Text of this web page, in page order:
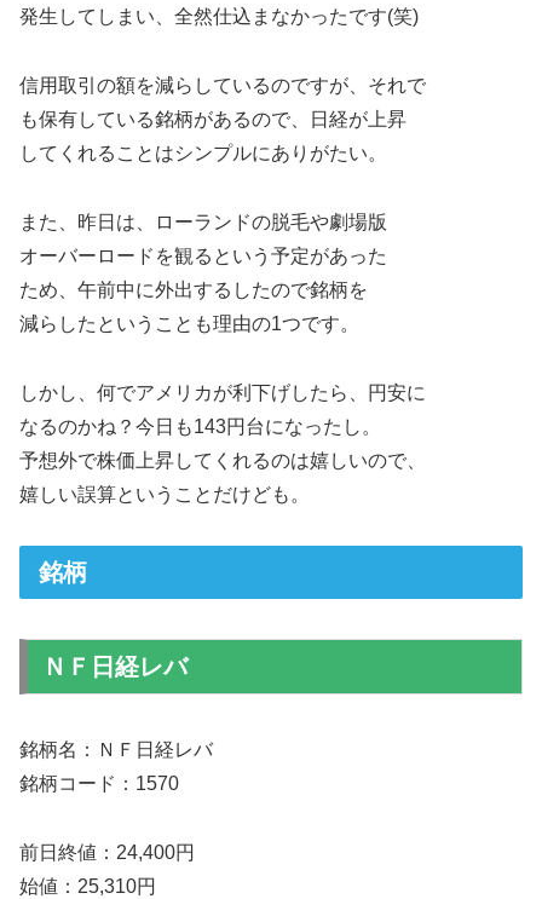
発生してしまい、全然仕込まなかったです(笑)
信用取引の額を減らしているのですが、それで
も保有している銘柄があるので、日経が上昇
してくれることはシンプルにありがたい。
また、昨日は、ローランドの脱毛や劇場版
オーバーロードを観るという予定があった
ため、午前中に外出するしたので銘柄を
減らしたということも理由の1つです。
しかし、何でアメリカが利下げしたら、円安に
なるのかね？今日も143円台になったし。
予想外で株価上昇してくれるのは嬉しいので、
嬉しい誤算ということだけども。
銘柄
ＮＦ日経レバ
銘柄名：ＮＦ日経レバ
銘柄コード：1570
前日終値：24,400円
始値：25,310円